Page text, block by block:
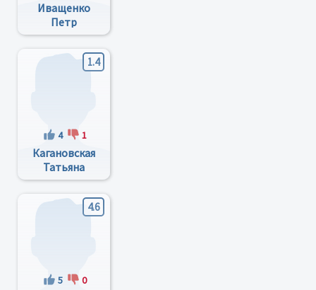
Иващенко
Петр
Алексеевич
1.4
4 1
Кагановская
Татьяна
Евгеньевна
4.6
5 0